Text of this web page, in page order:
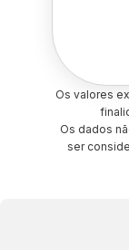
Os valores
Os dados
ser